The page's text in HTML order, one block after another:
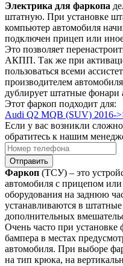
Электрика для фаркопа
штатную. При установке
компьютер автомобиля
подключен прицеп или
Это позволяет
АКПП. Так же при
пользоваться всеми
производителем
дублирует штатные фонари
Этот фаркоп подходит для:
Audi Q2 MQB (SUV) 2016-
Если у вас возникли
обратитесь к нашим
Отправить
Фаркоп (ТСУ) – это
автомобиля с прицепом
оборудования на заднюю
устанавливаются в
дополнительных
Очень часто при установке
бампера в местах
автомобиля. При выборе
на тип крюка, на